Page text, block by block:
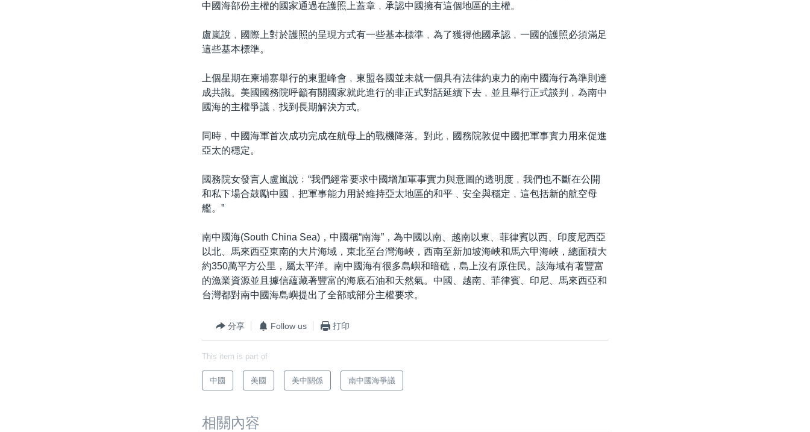
中國海部份主權的國家通過在護照上蓋章﹐承認中國擁有這個地區的主權。
盧嵐說﹐國際上對於護照的呈現方式有一些基本標準﹐為了獲得他國承認﹐一國的護照必須滿足
這些基本標準。
上個星期在柬埔寨舉行的東盟峰會﹐東盟各國並未就一個具有法律約束力的南中國海行為準則達
成共識。美國國務院呼籲有關國家就此進行的非正式對話延續下去﹐並且舉行正式談判﹐為南中
國海的主權爭議﹐找到長期解決方式。
同時﹐中國海軍首次成功完成在航母上的戰機降落。對此﹐國務院敦促中國把軍事實力用來促進
亞太的穩定。
國務院女發言人盧嵐說﹕“我們經常要求中國增加軍事實力與意圖的透明度﹐我們也不斷在公開
和私下場合鼓勵中國﹐把軍事能力用於維持亞太地區的和平﹑安全與穩定﹐這包括新的航空母
艦。”
南中國海(South China Sea)，中國稱“南海”，為中國以南、越南以東、菲律賓以西、印度尼西亞
以北、馬來西亞東南的大片海域，東北至台灣海峽，西南至新加坡海峽和馬六甲海峽，總面積大
約350萬平方公里，屬太平洋。南中國海有很多島嶼和暗礁，島上沒有原住民。該海域有著豐富
的漁業資源並且據信蘊藏著豐富的海底石油和天然氣。中國、越南、菲律賓、印尼、馬來西亞和
台灣都對南中國海島嶼提出了全部或部分主權要求。
分享 Follow us 打印
This item is part of
中國 美國 美中關係 南中國海爭議
相關內容